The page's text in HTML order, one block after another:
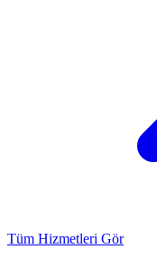
Tüm Hizmetleri Gör